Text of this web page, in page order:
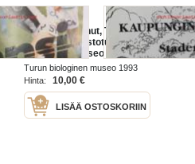
-
Kaupungin linnut, Turun
kaupunkilinnustotutkimus, Turun
Biologinen Museo 26.10.1993-
31.5.1994 - Stadens fåglar,
Stadsfågelundersökningar i Åbo,
Biologiska
Turun biologinen museo 1993
Hinta:
10,00 €
LISÄÄ OSTOSKORIIN